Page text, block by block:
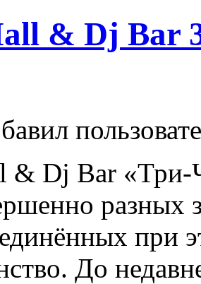
& Dj Bar
& Dj Bar «Три-
разных
при
До